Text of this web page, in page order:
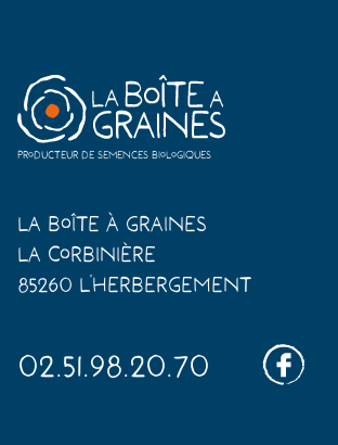
Producteur de semences biologiques
La Boîte à Graines
La Corbinière
85260 L'Herbergement
02.51.98.20.70